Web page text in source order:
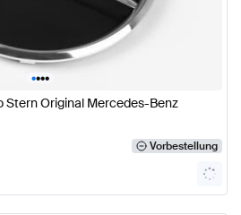
••••
Stern Original Mercedes-Benz
Vorbestellung